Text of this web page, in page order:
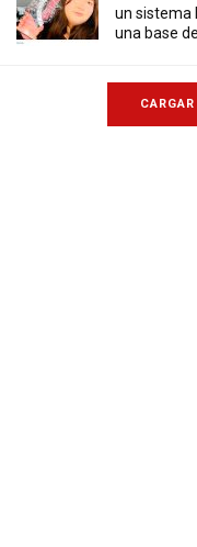
un sistema
una base